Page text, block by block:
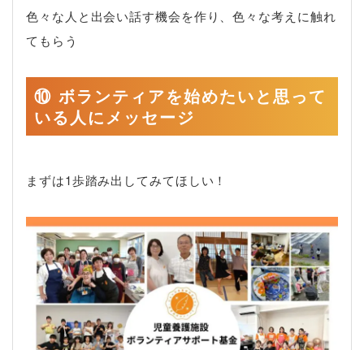
色々な人と出会い話す機会を作り、色々な考えに触れ
てもらう
⑩ ボランティアを始めたいと思って
いる人にメッセージ
まずは1歩踏み出してみてほしい！